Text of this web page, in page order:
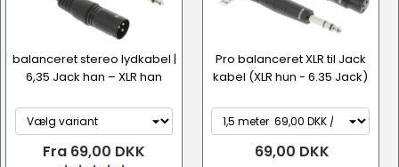
balanceret stereo lydkabel |
6,35 Jack han – XLR han
Fra 69,00 DKK
Pro balanceret XLR til Jack
kabel (XLR hun - 6.35 Jack)
69,00 DKK